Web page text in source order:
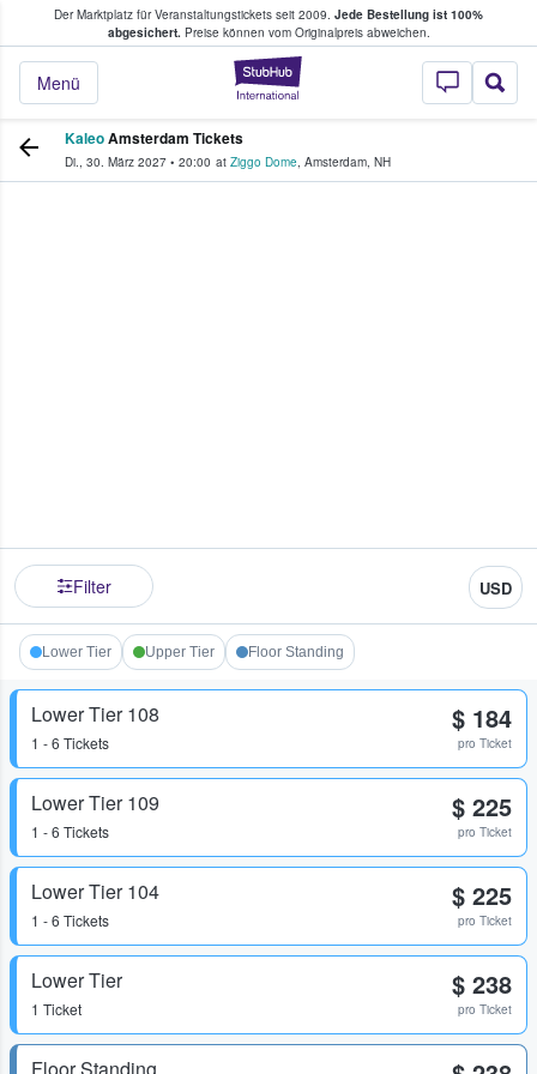
Der Marktplatz für Veranstaltungstickets seit 2009. Jede Bestellung ist 100%
abgesichert.Preise können vom Originalpreis abweichen.
StubHub - Wo
Menü
Tickets kaufen & verkaufen
KaleoAmsterdam Tickets
Di., 30. März 2027 • 20:00 at Ziggo Dome, Amsterdam, NH
Filter USD
Lower Tier Upper Tier Floor Standing
Lower Tier 108
1 - 6 Tickets
$ 184
pro Ticket
Lower Tier 109
1 - 6 Tickets
$ 225
pro Ticket
Lower Tier 104
1 - 6 Tickets
$ 225
pro Ticket
Lower Tier
1 Ticket
$ 238
pro Ticket